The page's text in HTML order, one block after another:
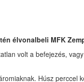
élvonalbeli MFK
volt a befejezés,
Húsz